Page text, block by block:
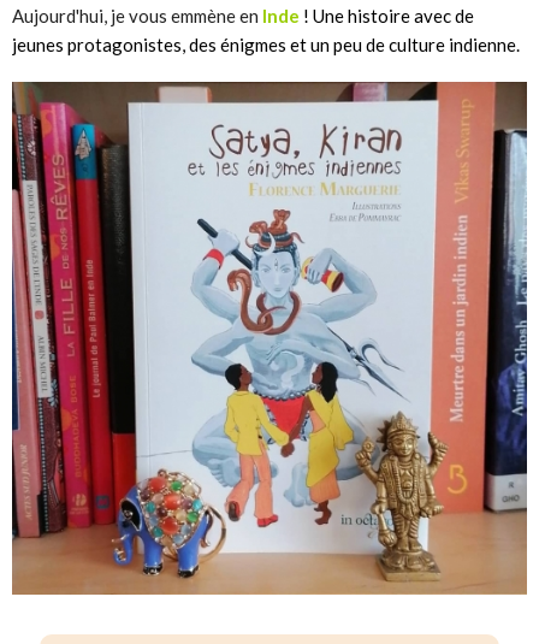
Aujourd'hui, je vous emmène en Inde ! Une histoire avec de
jeunes protagonistes, des énigmes et un peu de culture indienne.